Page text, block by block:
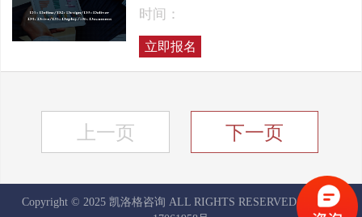
时间：
立即报名
上一页 下一页
Copyright © 2025 凯洛格咨询 ALL RIGHTS RESERVED
京ICP备